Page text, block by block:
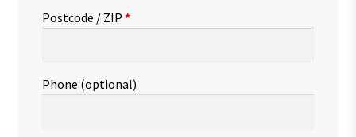
Postcode / ZIP *
Phone (optional)